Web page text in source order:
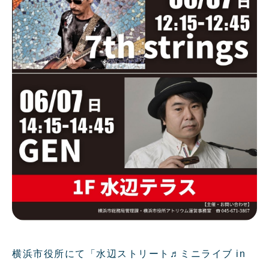
横浜市役所にて「水辺ストリート♬ミニライブ in